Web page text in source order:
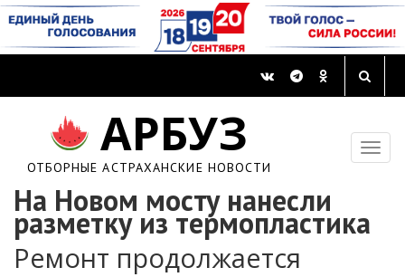
АРБУЗ
ОТБОРНЫЕ АСТРАХАНСКИЕ НОВОСТИ
На Новом мосту нанесли
разметку из термопластика
Ремонт продолжается